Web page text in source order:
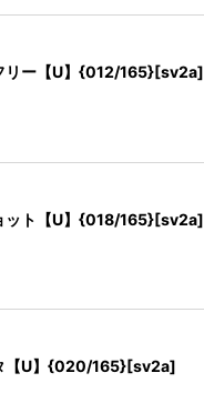
リー【U】{012/165}[sv2a]
ット【U】{018/165}[sv2a]
【U】{020/165}[sv2a]